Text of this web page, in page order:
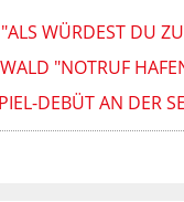
WÜRDEST DU
"NOTRUF
DEBÜT AN DER